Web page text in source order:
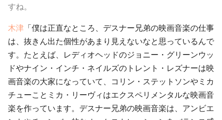
すね。
木津 「僕は正直なところ、デスナー兄弟の映画音楽の仕事
は、抜きん出た個性があまり見えないなと思っているんで
す。たとえば、レディオヘッドのジョニー・グリーンウッ
ドやナイン・インチ・ネイルズのトレント・レズナーは映
画音楽の大家になっていて、コリン・ステットソンやミカ
チューことミカ・リーヴィはエクスペリメンタルな映画音
楽を作っています。デスナー兄弟の映画音楽は、アンビエ